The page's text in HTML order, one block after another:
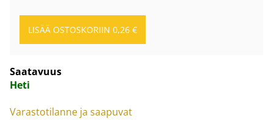
Saatavuus
Heti
Varastotilanne ja saapuvat